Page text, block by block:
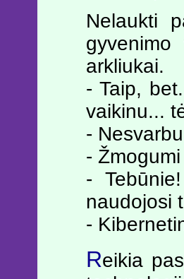
Nelaukti
arkliukai.
- Taip,
vaikinu...
-
-
-
naudojosi
-
Reikia